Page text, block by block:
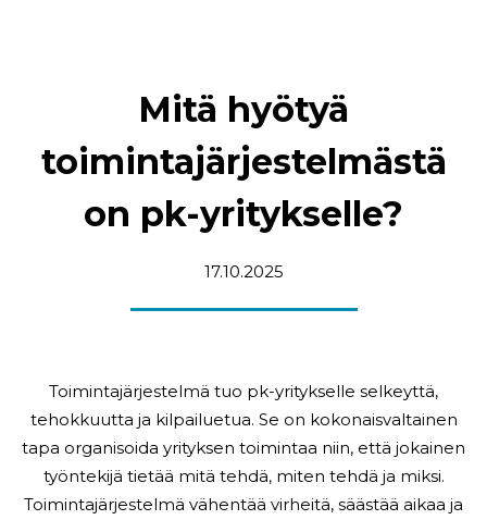
Mitä hyötyä
toimintajärjestelmästä
on pk-yritykselle?
17.10.2025
Toimintajärjestelmä tuo pk-yritykselle selkeyttä,
tehokkuutta ja kilpailuetua. Se on kokonaisvaltainen
tapa organisoida yrityksen toimintaa niin, että jokainen
työntekijä tietää mitä tehdä, miten tehdä ja miksi.
Toimintajärjestelmä vähentää virheitä, säästää aikaa ja